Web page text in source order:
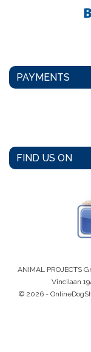
PAYMENTS
FIND US ON
ANIMAL PROJECTS
Vincilaan
© 2026 -